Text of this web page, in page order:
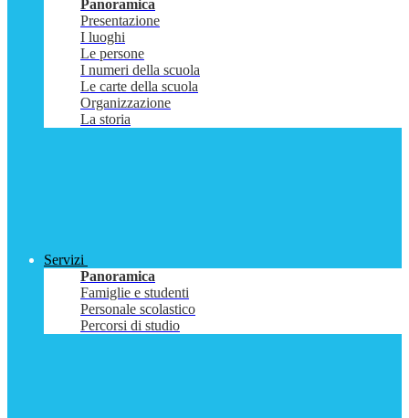
Panoramica
Presentazione
I luoghi
Le persone
I numeri della scuola
Le carte della scuola
Organizzazione
La storia
Servizi
Panoramica
Famiglie e studenti
Personale scolastico
Percorsi di studio